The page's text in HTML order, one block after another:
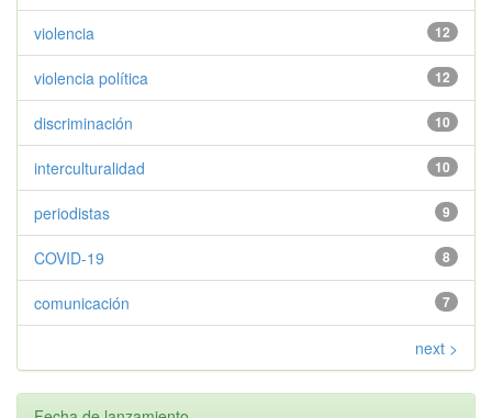
12
violencia
12
violencia política
10
discriminación
10
interculturalidad
9
periodistas
8
COVID-19
7
comunicación
next >